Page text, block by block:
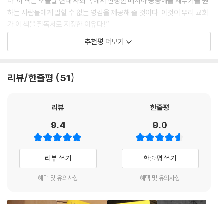
다. 건물은 번지수가 거의 없고 거리도표지판이 거의 없기 때문에 외지인
이 길을 찾기란 거의 불가능했을 것이다.---「내 이름은 푸블리우스」중에서
아굴라가 나타나자, 내 친구들은 그가 문까지 다가오기를 기다리지 않고
그를 만나려고 곧바로 안으로 들어갔다. 흔히 하는 대로 남자들끼리 서로
오세요. 환영해요. 하나님의 은총과 평화가 함께하기를요.” 아굴라가 마음
으로 인사했다. “아굴라 님께도요, 다시 오게 되어 기쁩니다.” 글레멘드가
안고 입맞춤을 했기 때문이다. 당신이라면 아마도남매지간이나 그와 비슷
한 관계로 생각했을 것이다! 시인 마르티알리스가 그랬어도 놀라지 않을
수 없었을 것이다. 그는 로마 남자들이 툭하면 서로 입맞춤하는 습관을 혐
오했고, 나도 그에게 동의하는 편이었다. 그때 브리스가가 방으로 들어왔
는데, 수수한 장식이 달린 화려한색상의 모직 가운을 걸치고 있었다. 모두
가 아까처럼 돌아가며 인사했다. 이번에는 내 소개와 인사도 있었다. 나는
즉시 아주 예의 바르게 감사를 표했다.
본질과 다양하고 풍성 한 모습을 발견하게 된다.
우리는 성도가 서로 교통하는 교회를 믿는다. 교회는 나가거나 안 나가는
곳이 아니라 매 순간 갱신하며 새롭게 태어나는 생명체다. 푸블리우스와
함께 2천 년 전 로마에서 모였던 원초적 교회의 방문자가 되어 오늘의 교회
오늘날 우리 교회와 우리가 드리는 예배와 너무나 다른,
하는 사람들에게 말할 수 없는 영감을 제공해 줄 것이다. 이것이 우리 교회
가 이 책을 필독서로 지정한 이유다!”
- 김형국(나들목교회 목사, 하나님나라의복음DNA네트워크 대표)
원초적 삶이다. 하수는 설명하려 들지만, 고수는 이야기로 푼다. 놀랍게도
온전히 녹아 있다. 이 책이 초대하는 1세기 교회로의 시간 여행을 따라 가
지 생생히 깨닫게 될 것이다.”
- 김선일(웨스트민스터신학대학원대학교 실천신학 교수)
“『1세기 교회 이야기』를 읽으며 가정 교회에 매력을 느꼈고, 목사와 평신
도로 이루어진 위계 제도가 아니라 자연스럽게 찬양하고, 이야기도 나누는
정교회의 모습처럼, 믿음이 없는 사람이 교회에 왔을 때 설교하는 중간에
추천평 더보기
리뷰/한줄평 51
리뷰
9.4
리뷰 쓰기
혜택 및 유의사항
한줄평
9.0
한줄평 쓰기
혜택 및 유의사항